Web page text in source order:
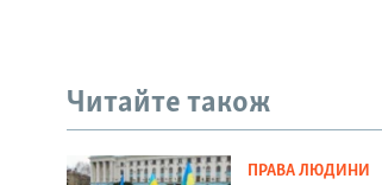
Читайте також
ПРАВА ЛЮДИНИ